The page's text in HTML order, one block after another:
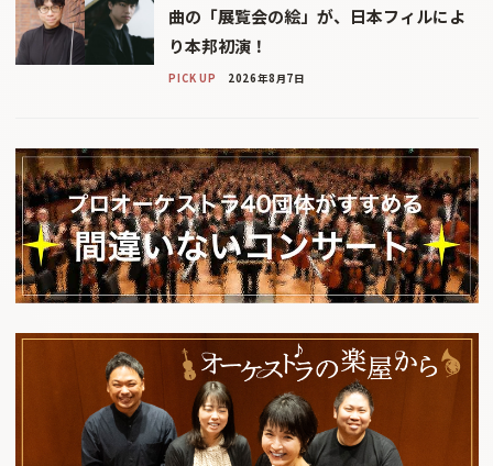
曲の「展覧会の絵」が、日本フィルによ
り本邦初演！
PICK UP 2026年8月7日